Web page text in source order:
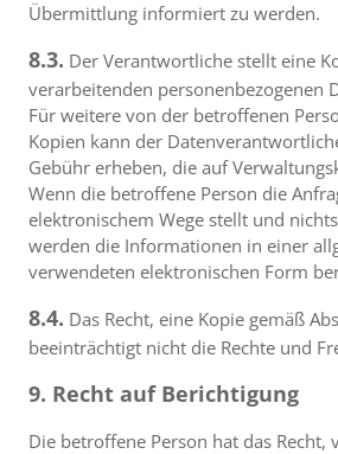
Übermittlung informiert zu werden.
8.3. Der Verantwortliche stellt eine
verarbeitenden personenbezogenen
Für weitere von der betroffenen
Kopien kann der
Gebühr erheben, die auf
Wenn die betroffene Person die
elektronischem Wege stellt und
werden die Informationen in einer
verwendeten elektronischen Form
8.4. Das Recht, eine Kopie gemäß
beeinträchtigt nicht die Rechte und
9. Recht auf Berichtigung
Die betroffene Person hat das Recht,